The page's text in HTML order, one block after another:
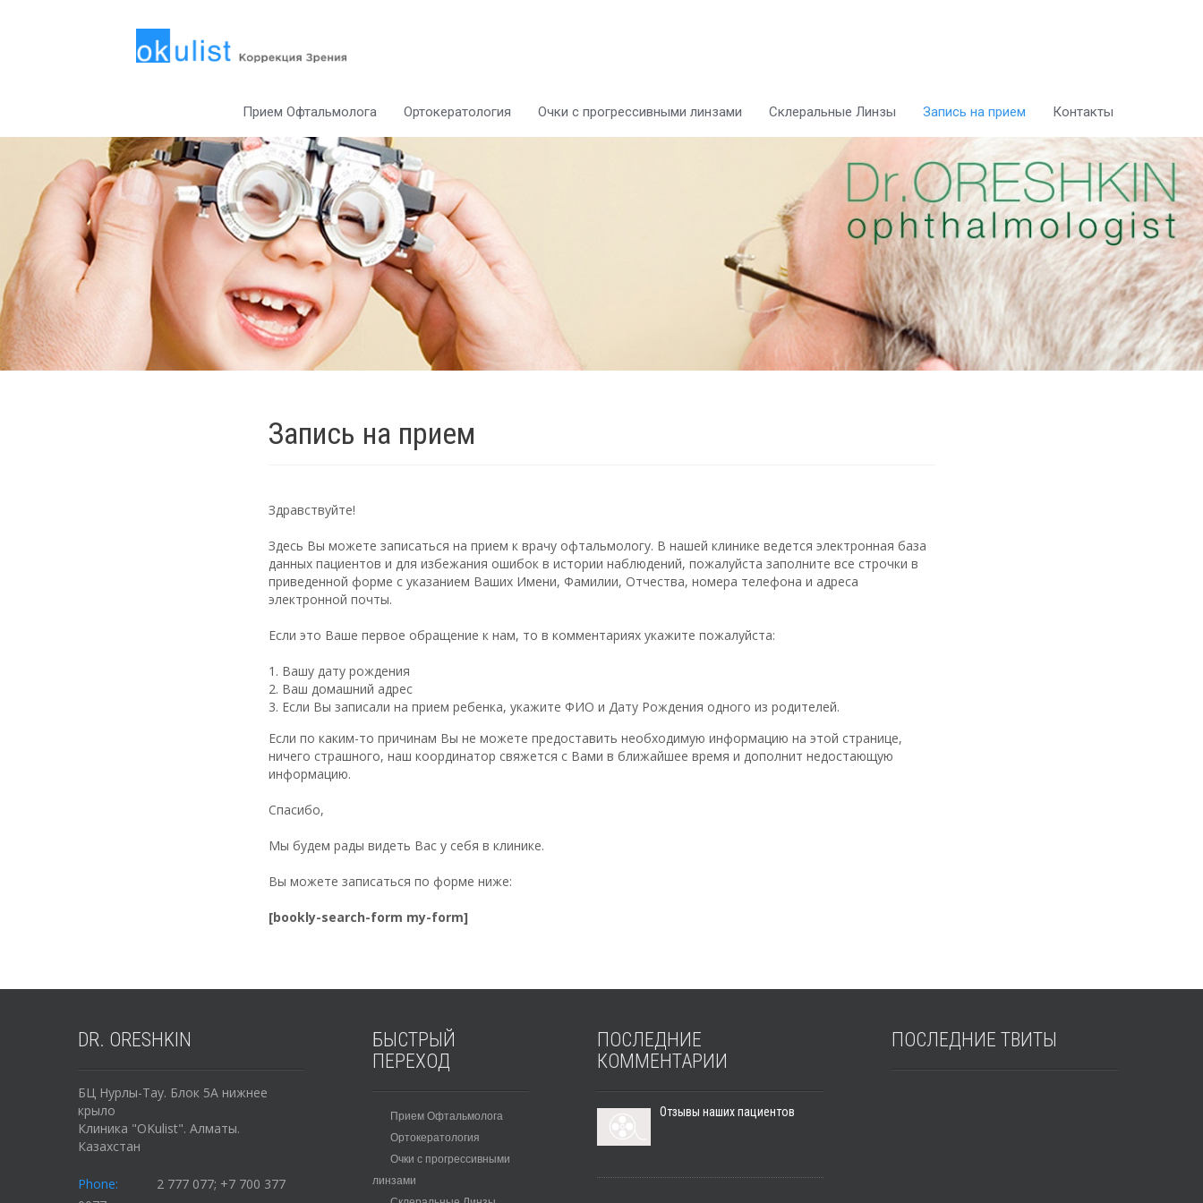
Прием Офтальмолога Ортокератология Очки с прогрессивными линзами Склеральные Линзы Запись на прием Контакты
Запись на прием
Здравствуйте!
Здесь Вы можете записаться на прием к врачу офтальмологу. В нашей клинике ведется электронная база
данных пациентов и для избежания ошибок в истории наблюдений, пожалуйста заполните все строчки в
приведенной форме с указанием Ваших Имени, Фамилии, Отчества, номера телефона и адреса
электронной почты.
Если это Ваше первое обращение к нам, то в комментариях укажите пожалуйста:
Вашу дату рождения
Ваш домашний адрес
Если Вы записали на прием ребенка, укажите ФИО и Дату Рождения одного из родителей.
Если по каким-то причинам Вы не можете предоставить необходимую информацию на этой странице,
ничего страшного, наш координатор свяжется с Вами в ближайшее время и дополнит недостающую
информацию.
Спасибо,
Мы будем рады видеть Вас у себя в клинике.
Вы можете записаться по форме ниже:
[bookly-search-form my-form]
DR. ORESHKIN
БЦ Нурлы-Тау. Блок 5А нижнее
крыло
Клиника "OKulist". Алматы.
Казахстан
Phone:
2 777 077; +7 700 377
БЫСТРЫЙ
ПЕРЕХОД
Прием Офтальмолога
Ортокератология
Очки с прогрессивными
линзами
ПОСЛЕДНИЕ
КОММЕНТАРИИ
Отзывы наших пациентов
ПОСЛЕДНИЕТВИТЫ